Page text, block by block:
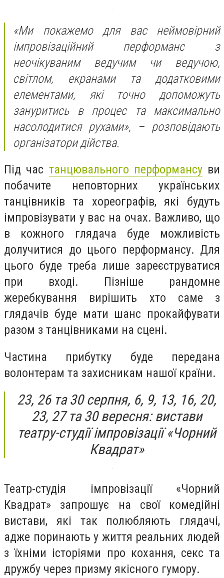
«Ми покажемо для вас неймовірний
імпровізаційний перформанс з
неочікуваним ведучим чи ведучою,
світлом, екранами та додатковими
елементами, які точно допоможуть
зануритись в процес та максимально
насолодитися рухами», – розповідають
організатори дійства.
Під час танцювального перформансуви
побачите неповторних українських
танцівників та хореографів, які будуть
імпровізувати у вас на очах. Важливо, що
в кожного глядача буде можливість
долучитися до цього перформансу. Для
цього буде треба лише зареєструватися
при вході. Пізніше рандомне
жеребкування вирішить хто саме з
глядачів буде мати шанс прокайфувати
разом з танцівниками на сцені.
Частина прибутку буде передана
волонтерам та захисникам нашої країни.
23, 26 та 30 серпня, 6, 9, 13, 16, 20,
23, 27 та 30 вересня: вистави
театру-студії імпровізації «Чорний
Квадрат»
Театр-студія імпровізації «Чорний
Квадрат» запрошує на свої комедійні
вистави, які так полюбляють глядачі,
адже поринають у життя реальних людей
з їхніми історіями про кохання, секс та
дружбу через призму якісного гумору.